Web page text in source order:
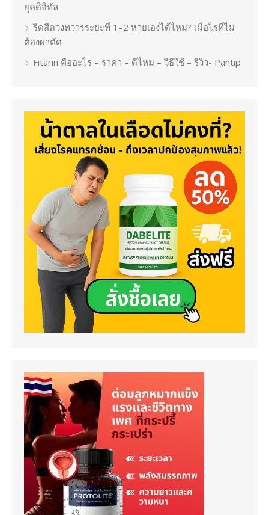
ยุคดิจิทัล
ริดสีดวงทวารระยะที่ 1–2 หายเองได้ไหม? เมื่อไรที่ไม่
ต้องผ่าตัด
Fitarin คืออะไร – ราคา – ดีไหม – วิธีใช้ – รีวิว- Pantip